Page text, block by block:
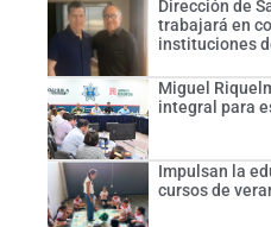
Dirección de
trabajará en
instituciones
Miguel
integral para
Impulsan la
cursos de